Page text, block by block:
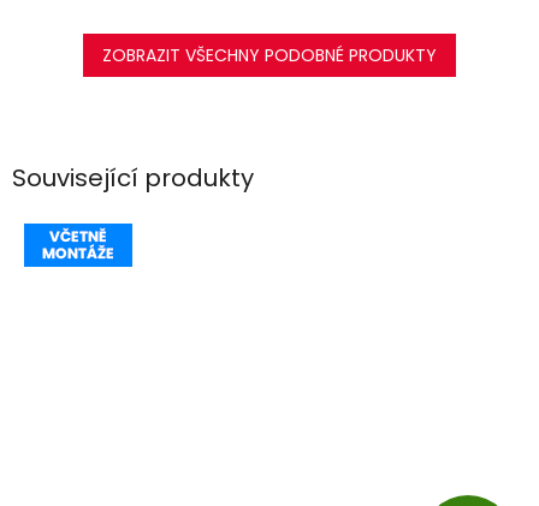
Související produkty
ZOBRAZIT VŠECHNY PODOBNÉ PRODUKTY